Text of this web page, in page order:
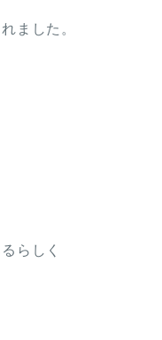
ました。
らしく